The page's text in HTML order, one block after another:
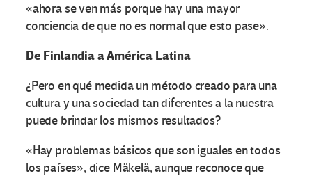
«ahora se ven más porque hay una mayor
conciencia de que no es normal que esto pase».
De Finlandia a América Latina
¿Pero en qué medida un método creado para una
cultura y una sociedad tan diferentes a la nuestra
puede brindar los mismos resultados?
«Hay problemas básicos que son iguales en todos
los países», dice Mäkelä, aunque reconoce que